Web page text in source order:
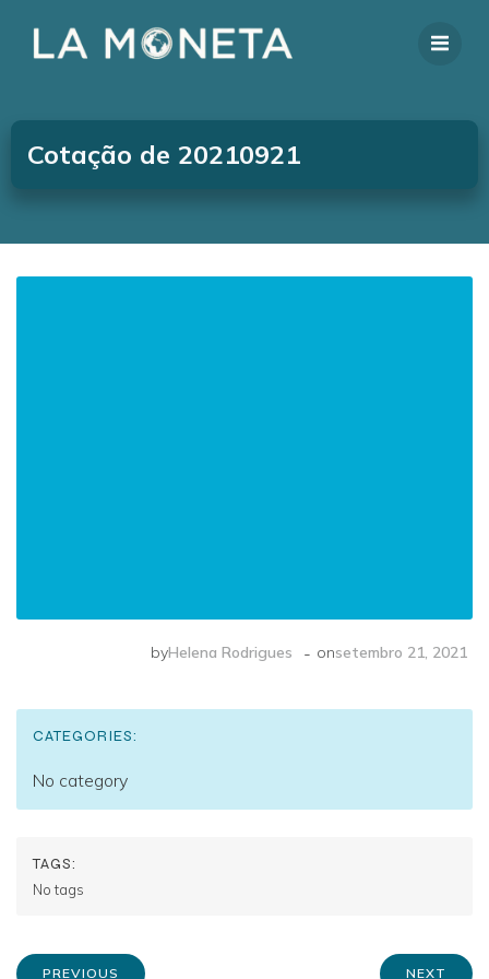
Cotação de 20210921
byHelena Rodrigues - onsetembro 21, 2021
CATEGORIES:
No category
TAGS:
No tags
PREVIOUS NEXT